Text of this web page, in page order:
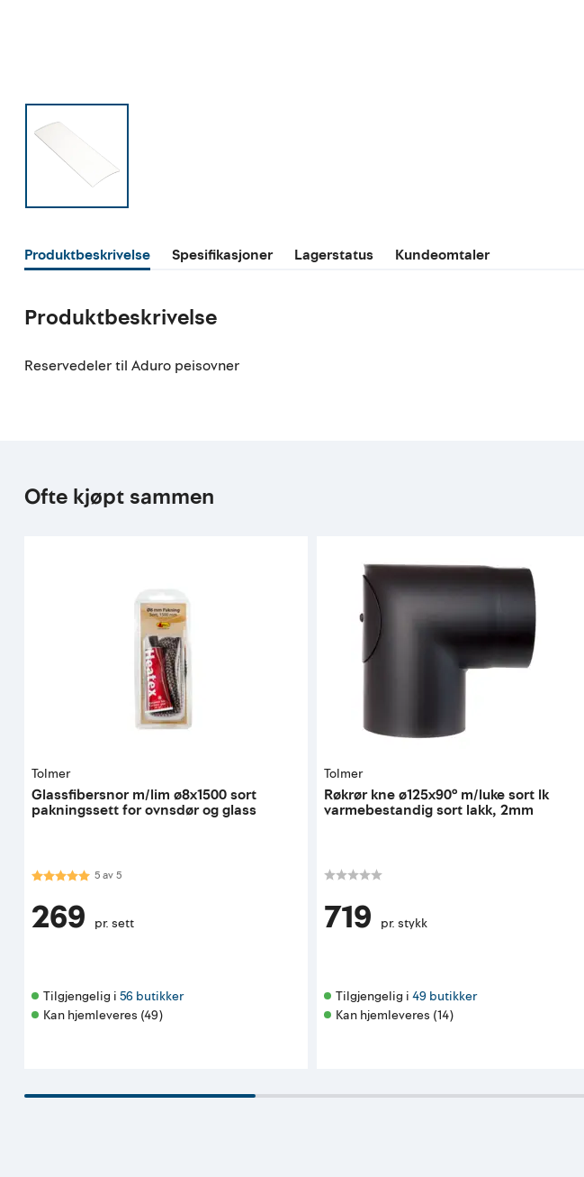
Produktbeskrivelse Spesifikasjoner Lagerstatus Kundeomtaler
Produktbeskrivelse
Reservedeler til Aduro peisovner
Ofte kjøpt sammen
Tolmer
Glassfibersnor m/lim ø8x1500 sort
pakningssett for ovnsdør og glass
Karakter:5.0 av 5 mulige
5av5
269 pr. sett
Tilgjengelig i 56 butikker
Kan hjemleveres (49)
Tolmer
Røkrør kne ø125x90° m/luke sort lk
varmebestandig sort lakk, 2mm
719 pr. stykk
Tilgjengelig i 49 butikker
Kan hjemleveres (14)